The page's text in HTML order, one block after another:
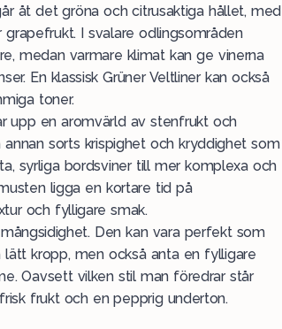
åt det gröna och citrusaktiga hållet, med
I svalare odlingsområden
medan varmare klimat kan ge vinerna
En klassisk Grüner Veltliner kan också
toner.
upp en aromvärld av stenfrukt och
sorts krispighet och kryddighet som
syrliga bordsviner till mer komplexa och
ligga en kortare tid på
och fylligare smak.
Den kan vara perfekt som
kropp, men också anta en fylligare
Oavsett vilken stil man föredrar står
frukt och en pepprig underton.